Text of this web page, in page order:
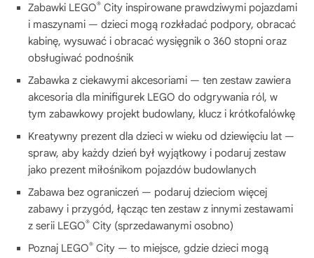
Zabawki LEGO® City inspirowane prawdziwymi pojazdami
i maszynami — dzieci mogą rozkładać podpory, obracać
kabinę, wysuwać i obracać wysięgnik o 360 stopni oraz
obsługiwać podnośnik
Zabawka z ciekawymi akcesoriami — ten zestaw zawiera
akcesoria dla minifigurek LEGO do odgrywania ról, w
tym zabawkowy projekt budowlany, klucz i krótkofalówkę
Kreatywny prezent dla dzieci w wieku od dziewięciu lat —
spraw, aby każdy dzień był wyjątkowy i podaruj zestaw
jako prezent miłośnikom pojazdów budowlanych
Zabawa bez ograniczeń — podaruj dzieciom więcej
zabawy i przygód, łącząc ten zestaw z innymi zestawami
z serii LEGO® City (sprzedawanymi osobno)
Poznaj LEGO® City — to miejsce, gdzie dzieci mogą